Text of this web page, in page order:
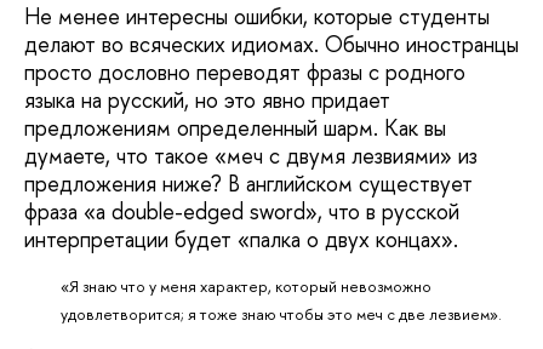
Не менее интересны ошибки, которые студенты
делают во всяческих идиомах. Обычно иностранцы
просто дословно переводят фразы с родного
языка на русский, но это явно придает
предложениям определенный шарм. Как вы
думаете, что такое «меч с двумя лезвиями» из
предложения ниже? В английском существует
фраза «a double-edged sword», что в русской
интерпретации будет «палка о двух концах».
«Я знаю что у меня характер, который невозможно
удовлетворится; я тоже знаю чтобы это меч с две лезвием».